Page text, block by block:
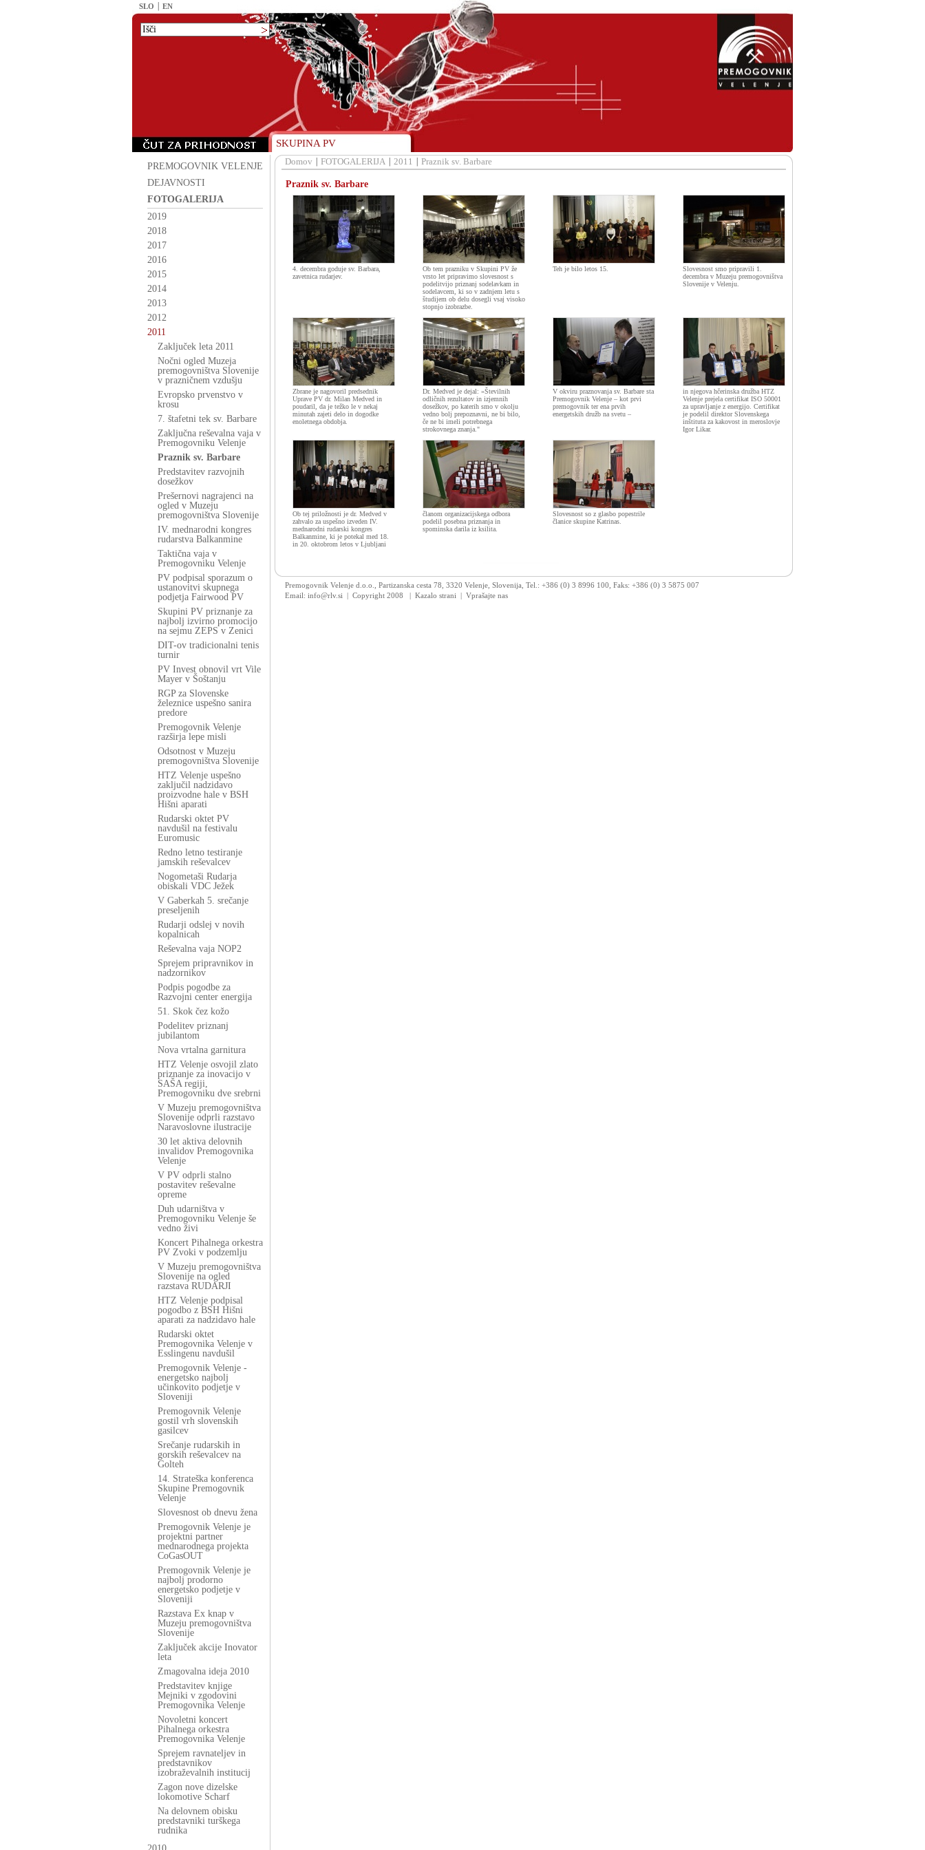
SLO EN
SKUPINA PV
PREMOGOVNIK VELENJE
DEJAVNOSTI
FOTOGALERIJA
2019
2018
2017
2016
2015
2014
2013
2012
2011
Zaključek leta 2011
Nočni ogled Muzeja
premogovništva Slovenije
v prazničnem vzdušju
Evropsko prvenstvo v
krosu
7. štafetni tek sv. Barbare
Zaključna reševalna vaja v
Premogovniku Velenje
Praznik sv. Barbare
Predstavitev razvojnih
dosežkov
Prešernovi nagrajenci na
ogled v Muzeju
premogovništva Slovenije
IV. mednarodni kongres
rudarstva Balkanmine
Taktična vaja v
Premogovniku Velenje
PV podpisal sporazum o
ustanovitvi skupnega
podjetja Fairwood PV
Skupini PV priznanje za
najbolj izvirno promocijo
na sejmu ZEPS v Zenici
DIT-ov tradicionalni tenis
turnir
PV Invest obnovil vrt Vile
Mayer v Šoštanju
RGP za Slovenske
železnice uspešno sanira
predore
Premogovnik Velenje
razširja lepe misli
Odsotnost v Muzeju
premogovništva Slovenije
HTZ Velenje uspešno
zaključil nadzidavo
proizvodne hale v BSH
Hišni aparati
Rudarski oktet PV
navdušil na festivalu
Euromusic
Redno letno testiranje
jamskih reševalcev
Nogometaši Rudarja
obiskali VDC Ježek
V Gaberkah 5. srečanje
preseljenih
Rudarji odslej v novih
kopalnicah
Reševalna vaja NOP2
Sprejem pripravnikov in
nadzornikov
Podpis pogodbe za
Razvojni center energija
51. Skok čez kožo
Podelitev priznanj
jubilantom
Nova vrtalna garnitura
HTZ Velenje osvojil zlato
priznanje za inovacijo v
SAŠA regiji,
Premogovniku dve srebrni
V Muzeju premogovništva
Slovenije odprli razstavo
Naravoslovne ilustracije
30 let aktiva delovnih
invalidov Premogovnika
Velenje
V PV odprli stalno
postavitev reševalne
opreme
Duh udarništva v
Premogovniku Velenje še
vedno živi
Koncert Pihalnega orkestra
PV Zvoki v podzemlju
V Muzeju premogovništva
Slovenije na ogled
razstava RUDARJI
HTZ Velenje podpisal
pogodbo z BSH Hišni
aparati za nadzidavo hale
Rudarski oktet
Premogovnika Velenje v
Esslingenu navdušil
Premogovnik Velenje -
energetsko najbolj
učinkovito podjetje v
Sloveniji
Premogovnik Velenje
gostil vrh slovenskih
gasilcev
Srečanje rudarskih in
gorskih reševalcev na
Golteh
14. Strateška konferenca
Skupine Premogovnik
Velenje
Slovesnost ob dnevu žena
Premogovnik Velenje je
projektni partner
mednarodnega projekta
CoGasOUT
Premogovnik Velenje je
najbolj prodorno
energetsko podjetje v
Sloveniji
Razstava Ex knap v
Muzeju premogovništva
Slovenije
Zaključek akcije Inovator
leta
Zmagovalna ideja 2010
Predstavitev knjige
Mejniki v zgodovini
Premogovnika Velenje
Novoletni koncert
Pihalnega orkestra
Premogovnika Velenje
Sprejem ravnateljev in
predstavnikov
izobraževalnih institucij
Zagon nove dizelske
lokomotive Scharf
Na delovnem obisku
predstavniki turškega
rudnika
Domov FOTOGALERIJA 2011 Praznik sv. Barbare
Praznik sv. Barbare
4. decembra goduje sv. Barbara,
zavetnica rudarjev.
Ob tem prazniku v Skupini PV že
vrsto let pripravimo slovesnost s
podelitvijo priznanj sodelavkam in
sodelavcem, ki so v zadnjem letu s
študijem ob delu dosegli vsaj visoko
stopnjo izobrazbe.
Teh je bilo letos 15.
Slovesnost smo pripravili 1.
decembra v Muzeju premogovništva
Slovenije v Velenju.
Zbrane je nagovoril predsednik
Uprave PV dr. Milan Medved in
poudaril, da je težko le v nekaj
minutah zajeti delo in dogodke
enoletnega obdobja.
Dr. Medved je dejal: »Številnih
odličnih rezultatov in izjemnih
dosežkov, po katerih smo v okolju
vedno bolj prepoznavni, ne bi bilo,
če ne bi imeli potrebnega
strokovnega znanja."
V okviru praznovanja sv. Barbare sta
Premogovnik Velenje – kot prvi
premogovnik ter ena prvih
energetskih družb na svetu –
in njegova hčerinska družba HTZ
Velenje prejela certifikat ISO 50001
za upravljanje z energijo. Certifikat
je podelil direktor Slovenskega
inštituta za kakovost in meroslovje
Igor Likar.
Ob tej priložnosti je dr. Medved v
zahvalo za uspešno izveden IV.
mednarodni rudarski kongres
Balkanmine, ki je potekal med 18.
in 20. oktobrom letos v Ljubljani
članom organizacijskega odbora
podelil posebna priznanja in
spominska darila iz ksilita.
Slovesnost so z glasbo popestrile
članice skupine Katrinas.
Premogovnik Velenje d.o.o., Partizanska cesta 78, 3320 Velenje, Slovenija, Tel.: +386 (0) 3 8996 100, Faks: +386 (0) 3 5875 007
Email: info@rlv.si | Copyright 2008
| Kazalo strani | Vprašajte nas